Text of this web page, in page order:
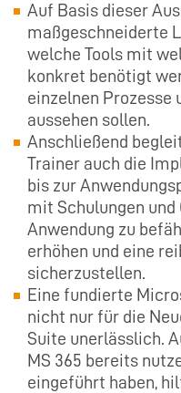
Auf Basis dieser
maßgeschneiderte
welche Tools mit
konkret benötigt
einzelnen Prozesse
aussehen sollen.
Anschließend
Trainer auch die
bis zur
mit Schulungen und
Anwendung zu
erhöhen und eine
sicherzustellen.
Eine fundierte
nicht nur für die
Suite unerlässlich.
MS 365 bereits
eingeführt haben,